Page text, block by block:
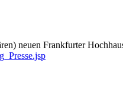
neuen Frankfurter